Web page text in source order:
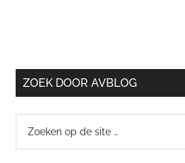
ZOEK DOOR AVBLOG